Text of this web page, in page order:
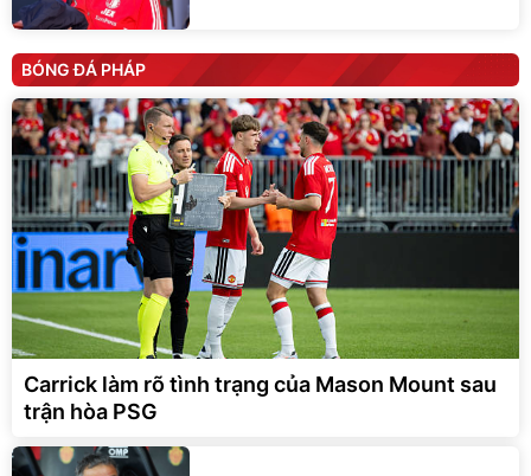
BÓNG ĐÁ PHÁP
Carrick làm rõ tình trạng của Mason Mount sau
trận hòa PSG